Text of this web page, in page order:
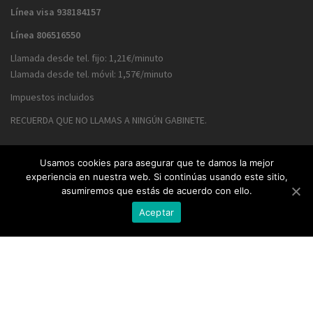
Línea visa 938184157
Línea 806516550
Llamada desde tel. fijo: 1,21€/minuto
Llamada desde tel. móvil: 1,57€/minuto
Impuestos incluidos
RECUERDA QUE NO LLAMAS A NINGÚN GABINETE.
TARIFAS POR CONSULTA:
Usamos cookies para asegurar que te damos la mejor
experiencia en nuestra web. Si continúas usando este sitio,
asumiremos que estás de acuerdo con ello.
Aceptar